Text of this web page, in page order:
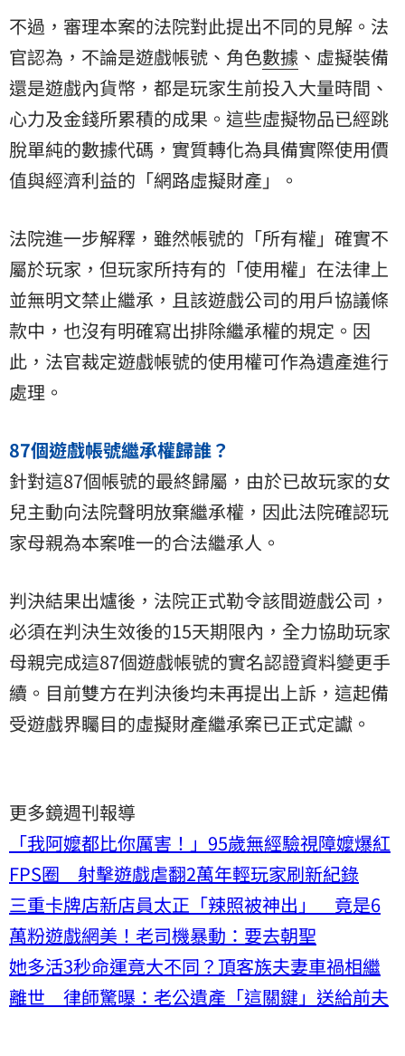
不過，審理本案的法院對此提出不同的見解。法
官認為，不論是遊戲帳號、角色數據 、虛擬裝備
還是遊戲內貨幣，都是玩家生前投入大量時間、
心力及金錢所累積的成果。這些虛擬物品已經跳
脫單純的數據代碼，實質轉化為具備實際使用價
值與經濟利益的「網路虛擬財產」。
法院進一步解釋，雖然帳號的「所有權」確實不
屬於玩家，但玩家所持有的「使用權」在法律上
並無明文禁止繼承，且該遊戲公司的用戶協議條
款中，也沒有明確寫出排除繼承權的規定。因
此，法官裁定遊戲帳號的使用權可作為遺產進行
處理。
87個遊戲帳號繼承權歸誰？
針對這87個帳號的最終歸屬，由於已故玩家的女
兒主動向法院聲明放棄繼承權，因此法院確認玩
家母親為本案唯一的合法繼承人。
判決結果出爐後，法院正式勒令該間遊戲公司，
必須在判決生效後的15天期限內，全力協助玩家
母親完成這87個遊戲帳號的實名認證資料變更手
續。目前雙方在判決後均未再提出上訴，這起備
受遊戲界矚目的虛擬財產繼承案已正式定讞。
更多鏡週刊報導
「我阿嬤都比你厲害！」95歲無經驗視障嬤爆紅
FPS圈 射擊遊戲虐翻2萬年輕玩家刷新紀錄
三重卡牌店新店員太正「辣照被神出」 竟是6
萬粉遊戲網美！老司機暴動：要去朝聖
她多活3秒命運竟大不同？頂客族夫妻車禍相繼
離世 律師驚曝：老公遺產「這關鍵」送給前夫